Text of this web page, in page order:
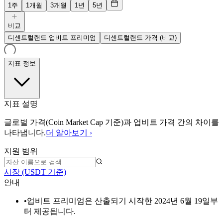
1주 1개월 3개월 1년 5년
비교
디센트럴랜드 업비트 프리미엄
디센트럴랜드 가격 (비교)
지표 정보
지표 설명
글로벌 가격(Coin Market Cap 기준)과 업비트 가격 간의 차이를
나타냅니다.더 알아보기 ›
지원 범위
시장 (USDT 기준)
안내
•업비트 프리미엄은 산출되기 시작한 2024년 6월 19일부
터 제공됩니다.